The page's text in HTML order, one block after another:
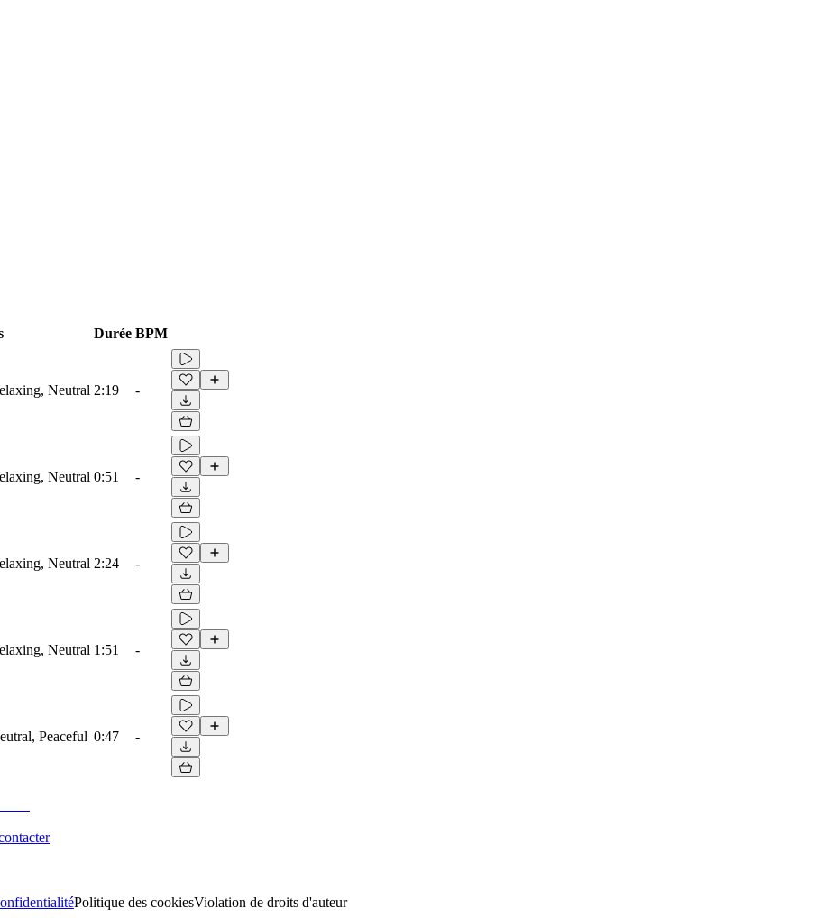
Durée BPM
Neutral 2:19 -
Neutral 0:51 -
Neutral 2:24 -
Neutral 1:51 -
Peaceful 0:47 -
Politique des cookiesViolation de droits d'auteur